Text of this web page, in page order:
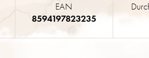
EAN
8594197823235